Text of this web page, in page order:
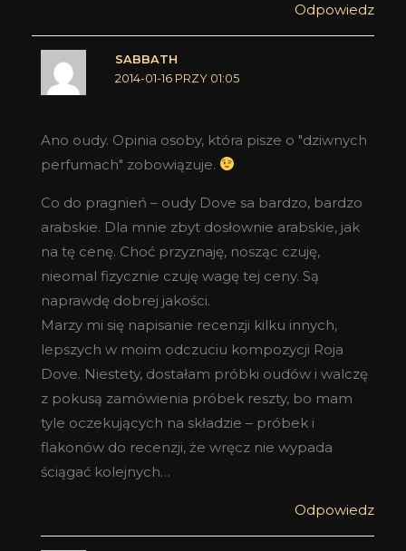
Odpowiedz
SABBATH
2014-01-16 PRZY 01:05
Ano oudy. Opinia osoby, która pisze o "dziwnych
perfumach" zobowiązuje.
Co do pragnień – oudy Dove sa bardzo, bardzo
arabskie. Dla mnie zbyt dosłownie arabskie, jak
na tę cenę. Choć przyznaję, nosząc czuję,
nieomal fizycznie czuję wagę tej ceny. Są
naprawdę dobrej jakości.
Marzy mi się napisanie recenzji kilku innych,
lepszych w moim odczuciu kompozycji Roja
Dove. Niestety, dostałam próbki oudów i walczę
z pokusą zamówienia próbek reszty, bo mam
tyle oczekujących na składzie – próbek i
flakonów do recenzji, że wręcz nie wypada
ściągać kolejnych…
Odpowiedz